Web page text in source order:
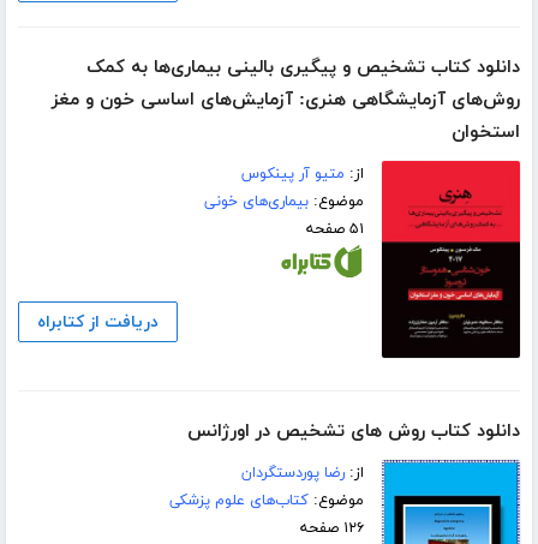
دانلود کتاب تشخیص و پیگیری بالینی بیماری‌ها به کمک
روش‌های آزمایشگاهی هنری: آزمایش‌های اساسی خون و مغز
استخوان
از: متیو آر پینکوس
موضوع:بیماری‌های خونی
۵۱ صفحه
دریافت از کتابراه
دانلود کتاب روش های تشخیص در اورژانس
از:رضا پوردستگردان
موضوع:کتاب‌های علوم پزشکی
۱۲۶ صفحه